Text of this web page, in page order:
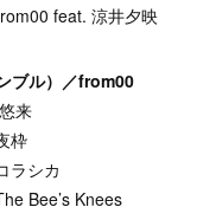
feat. 涼井夕映
ブル）／from00
来
枠
ラシカ
Bee’s Knees